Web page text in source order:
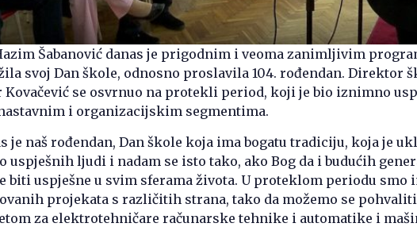
Šabanović danas je prigodnim i veoma zanimljivim
svoj Dan škole, odnosno proslavila 104. rođendan. Direktor
Kovačević se osvrnuo na protekli period, koji je bio iznimno
i organizacijskim segmentima.
je naš rođendan, Dan škole koja ima bogatu tradiciju, koja je
uspješnih ljudi i nadam se isto tako, ako Bog da i budućih
biti uspješne u svim sferama života. U proteklom periodu smo
projekata s različitih strana, tako da možemo se pohvaliti
za elektrotehničare računarske tehnike i automatike i